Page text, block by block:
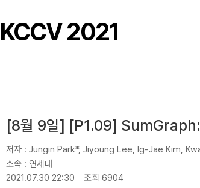
KCCV 2021
[8월 9일] [P1.09]
저자 : Jungin Park*, Jiyoung Lee, Ig-Jae Kim,
소속 : 연세대
2021.07.30 22:30
조회 6904